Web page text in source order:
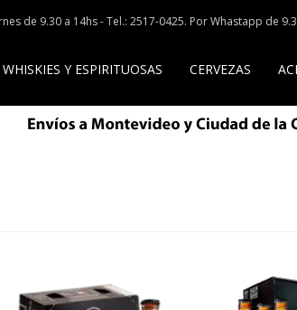
WHISKIES Y ESPIRITUOSAS CERVEZAS
de 9.30 a 14hs - Tel.: 2517-0425. Por Whastapp de